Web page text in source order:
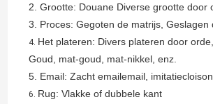
2. Grootte: Douane Diverse grootte door
3. Proces: Gegoten de matrijs,
4. Het plateren: Divers plateren door
Goud, mat-goud, mat-nikkel, enz.
5. Email: Zacht emailemail,
6. Rug: Vlakke of dubbele kant